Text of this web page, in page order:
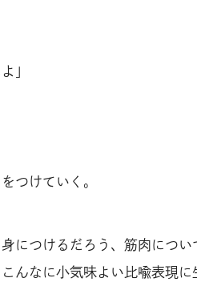
」
つけていく。
につけるだろう、筋肉につい
んなに小気味よい比喩表現に